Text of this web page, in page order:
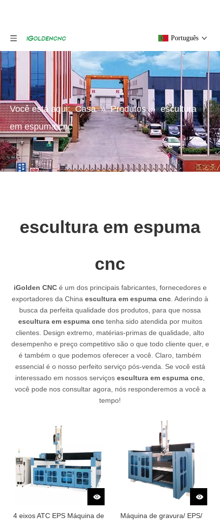
Português
Você está aqui: Casa » Produtos » escultura
em espuma cnc
escultura em espuma
cnc
iGolden CNCé um dos principais fabricantes, fornecedores e
exportadores da China escultura em espuma cnc . Aderindo à
busca da perfeita qualidade dos produtos, para que nossa
escultura em espuma cnctenha sido atendida por muitos
clientes. Design extremo, matérias-primas de qualidade, alto
desempenho e preço competitivo são o que todo cliente quer, e
é também o que podemos oferecer a você. Claro, também
essencial é o nosso perfeito serviço pós-venda. Se você está
interessado em nossos serviços escultura em espuma cnc
você pode nos consultar agora, nós responderemos a você a
tempo!
4 eixos ATC EPS Máquina de
Máquina de gravura/ EPS/